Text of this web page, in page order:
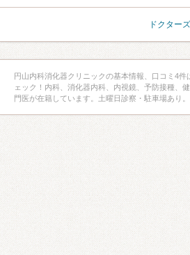
ドクター
円山内科消化器クリニックの基本情報、口コミ4
ェック！内科、消化器内科、内視鏡、予防接種、
門医が在籍しています。土曜日診察・駐車場あり。